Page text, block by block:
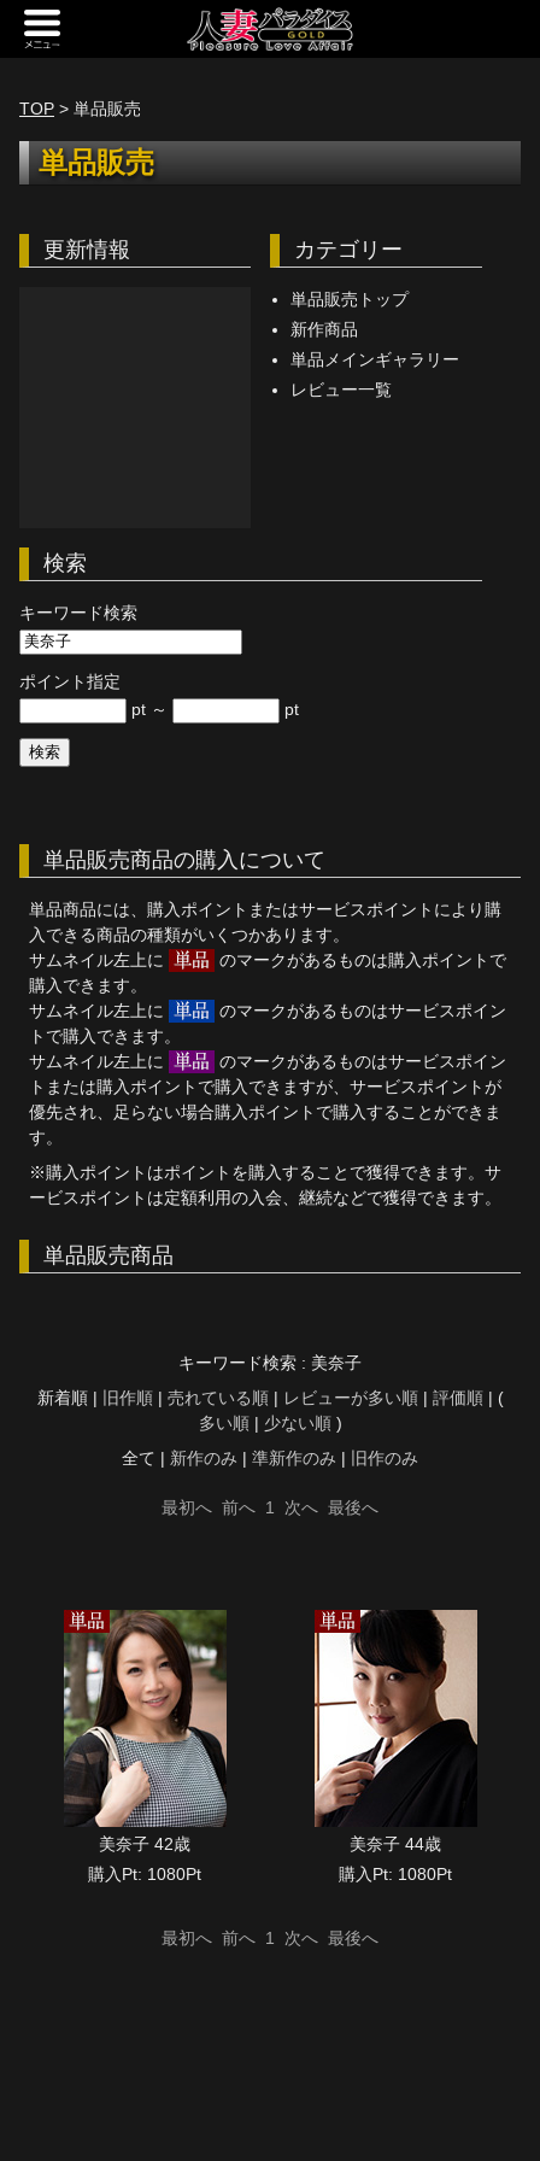
トップページ
[定額] メインギャラリー
単品販売
ヘルプ
お問い合わせ
TOP > 単品販売
単品販売
更新情報 カテゴリー
単品販売トップ
新作商品
単品メインギャラリー
レビュー一覧
検索
キーワード検索
ポイント指定
pt ～
pt
単品販売商品の購入について
単品商品には、購入ポイントまたはサービスポイントにより購
入できる商品の種類がいくつかあります。
サムネイル左上に
のマークがあるものは購入ポイントで
購入できます。
サムネイル左上に
のマークがあるものはサービスポイン
トで購入できます。
サムネイル左上に
のマークがあるものはサービスポイン
トまたは購入ポイントで購入できますが、サービスポイントが
優先され、足らない場合購入ポイントで購入することができま
す。
※購入ポイントはポイントを購入することで獲得できます。サ
ービスポイントは定額利用の入会、継続などで獲得できます。
単品販売商品
キーワード検索 : 美奈子
新着順 | 旧作順| 売れている順| レビューが多い順| 評価順| (
多い順| 少ない順)
全て | 新作のみ | 準新作のみ | 旧作のみ
最初へ 前へ 1 次へ 最後へ
美奈子 42歳
購入Pt: 1080Pt
美奈子 44歳
購入Pt: 1080Pt
最初へ 前へ 1 次へ 最後へ